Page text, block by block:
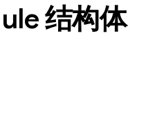
结构体